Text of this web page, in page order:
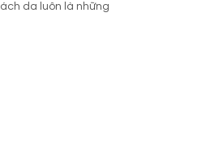
da luôn là những